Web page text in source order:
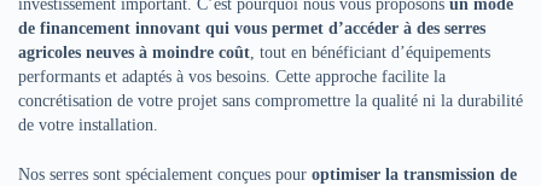
de financement innovant qui vous permet d’accéder à des serres
agricoles neuves à moindre coût , tout en bénéficiant d’équipements
performants et adaptés à vos besoins. Cette approche facilite la
concrétisation de votre projet sans compromettre la qualité ni la durabilité
de votre installation.
Nos serres sont spécialement conçues pour optimiser la transmission de